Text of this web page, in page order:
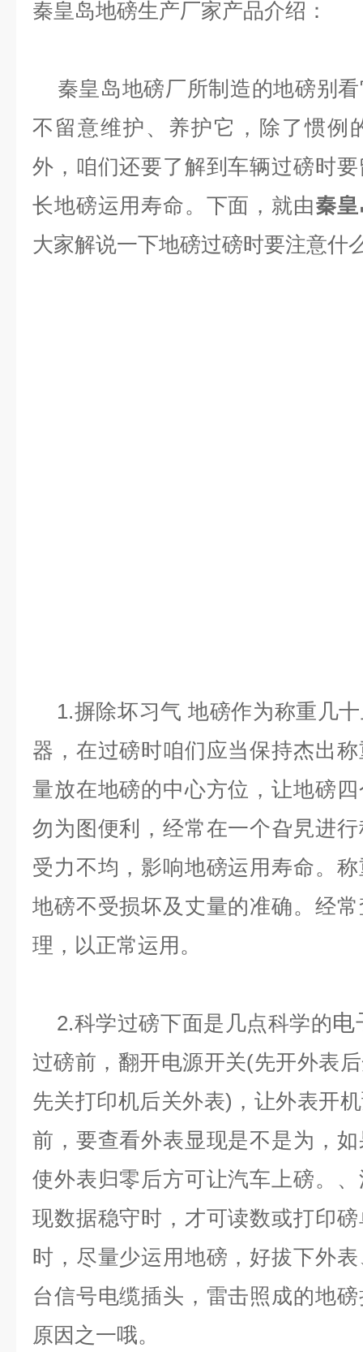
秦皇岛地磅生产厂家产品介绍：
秦皇岛地磅厂所制造的地磅别
不留意维护、养护它，除了惯例
外，咱们还要了解到车辆过磅时
长地磅运用寿命。下面，就由秦
大家解说一下地磅过磅时要注意什
1.摒除坏习气 地磅作为称重几
器，在过磅时咱们应当保持杰出
量放在地磅的中心方位，让地磅
勿为图便利，经常在一个旮旯进
受力不均，影响地磅运用寿命。
地磅不受损坏及丈量的准确。经
理，以正常运用。
2.科学过磅下面是几点科学的电
过磅前，翻开电源开关(先开外表
先关打印机后关外表)，让外表开
前，要查看外表显现是不是为，
使外表归零后方可让汽车上磅。
现数据稳守时，才可读数或打印
时，尽量少运用地磅，好拔下外
台信号电缆插头，雷击照成的地
原因之一哦。